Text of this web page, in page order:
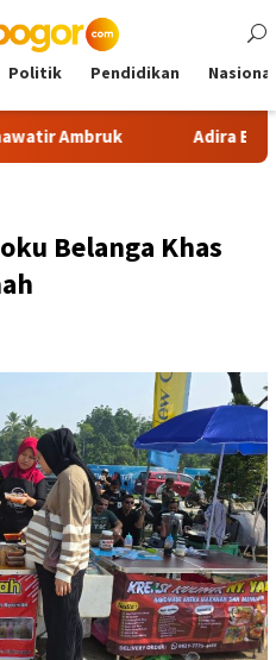
Politik Pendidikan Nasional
Adira Expo
Belanga Khas